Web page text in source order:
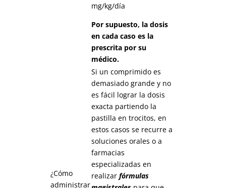
mg/kg/día
Por supuesto, la dosis
en cada caso es la
prescrita por su
médico.
¿Cómo
administrar
Si un comprimido es
demasiado grande y no
es fácil lograr la dosis
exacta partiendo la
pastilla en trocitos, en
estos casos se recurre a
soluciones orales o a
farmacias
especializadas en
realizar fórmulas